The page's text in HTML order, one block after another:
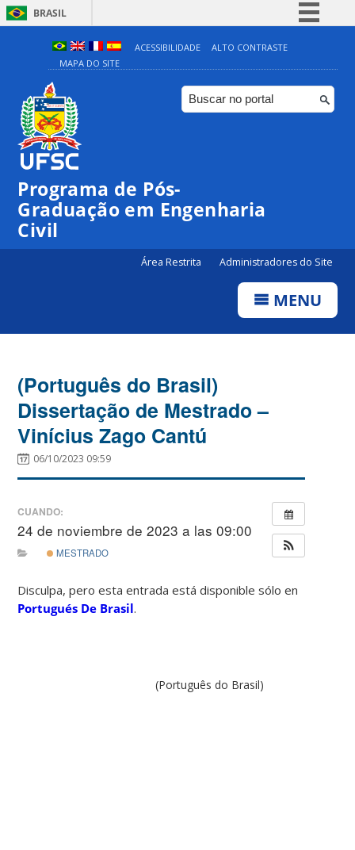
BRASIL
Simplifique!
Comunica BR
Participe
ACESSIBILIDADE
ALTO CONTRASTE
MAPA DO SITE
Programa de Pós-
Graduação em Engenharia
Civil
Área Restrita Administradores do Site
MENU
(Português do Brasil)
Dissertação de Mestrado –
Vinícius Zago Cantú
06/10/2023 09:59
CUANDO:
24 de noviembre de 2023 a las 09:00
MESTRADO
Disculpa, pero esta entrada está disponible sólo en
Portugués De Brasil.
(Português do Brasil)